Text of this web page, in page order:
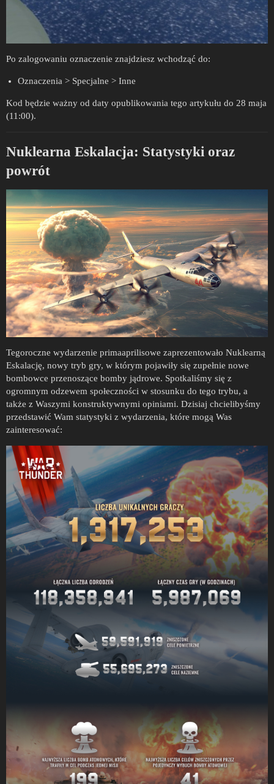
Po zalogowaniu oznaczenie znajdziesz wchodząć do:
Oznaczenia > Specjalne > Inne
Kod będzie ważny od daty opublikowania tego artykułu do 28 maja
(11:00).
Nuklearna Eskalacja: Statystyki oraz
powrót
Tegoroczne wydarzenie primaaprilisowe zaprezentowało Nuklearną
Eskalację, nowy tryb gry, w którym pojawiły się zupełnie nowe
bombowce przenoszące bomby jądrowe. Spotkaliśmy się z
ogromnym odzewem społeczności w stosunku do tego trybu, a
także z Waszymi konstruktywnymi opiniami. Dzisiaj chcielibyśmy
przedstawić Wam statystyki z wydarzenia, które mogą Was
zainteresować: